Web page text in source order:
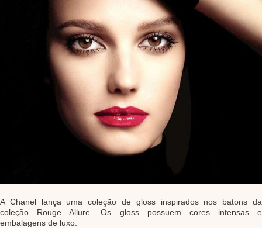
A Chanel lança uma coleção de gloss inspirados nos batons da
coleção Rouge Allure. Os gloss possuem cores intensas e
embalagens de luxo.